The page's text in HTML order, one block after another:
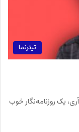
تیترنما
یک روزنامه‌نگار خوب